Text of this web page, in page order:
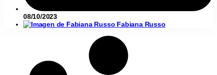
08/10/2023
Fabiana Russo